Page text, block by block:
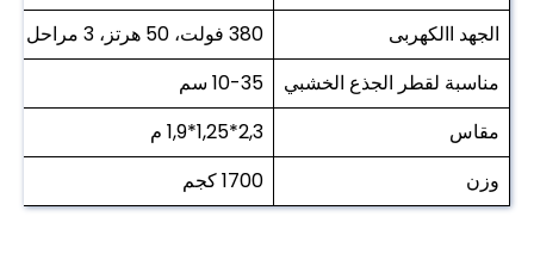
الجهد االكهربى
380 فولت، 50 هرتز، 3 مراحل
مناسبة لقطر الجذع الخشبي
10-35 سم
مقاس
2,3*1,25*1,9 م
وزن
1700 كجم